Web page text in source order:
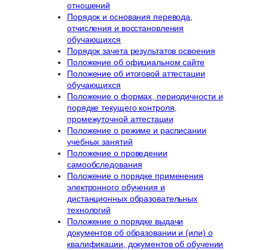
отношений
Порядок и основания перевода,
отчисления и восстановления
обучающихся
Порядок зачета результатов освоения
Положение об официальном сайте
Положение об итоговой аттестации
обучающихся
Положение о формах, периодичности и
порядке текущего контроля,
промежуточной аттестации
Положение о режиме и расписании
учебных занятий
Положение о проведении
самообследования
Положение о порядке применения
электронного обучения и
дистанционных образовательных
технологий
Положение о порядке выдачи
документов об образовании и (или) о
квалификации, документов об обучении